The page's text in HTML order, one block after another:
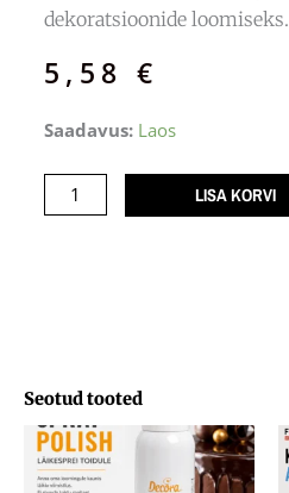
dekoratsioonide loomiseks.
5,58 €
Saadavus: Laos
Pulbervärv
5gr
No
LISA KORVI
Seotud tooted